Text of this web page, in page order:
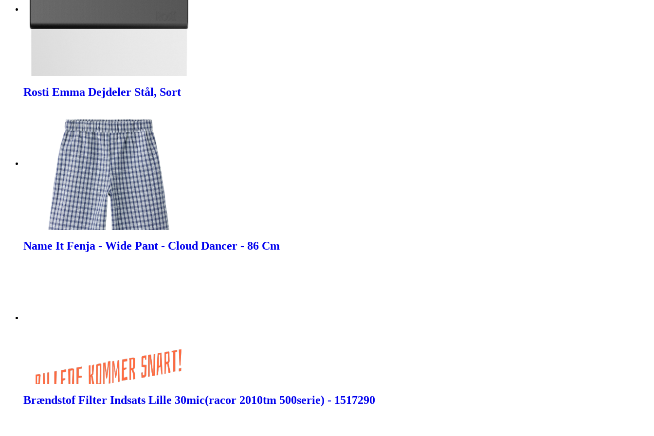
Rosti Emma Dejdeler Stål, Sort
Name It Fenja - Wide Pant - Cloud Dancer - 86 Cm
Brændstof Filter Indsats Lille 30mic(racor 2010tm 500serie) - 1517290